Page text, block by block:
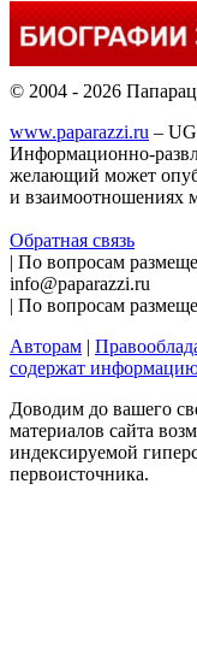
© 2004 - 2026
www.paparazzi.ru –
Информационно-
желающий может
и взаимоотношениях
Обратная связь
| По вопросам
info@paparazzi.ru
| По вопросам
Авторам |
содержат
Доводим до вашего
материалов сайта
индексируемой
первоисточника.